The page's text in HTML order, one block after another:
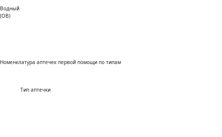
Водный
(ОВ)
Номенклатура аптечек первой помощи по типам
Тип аптечки